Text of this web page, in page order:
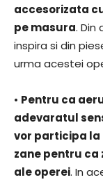
accesorizata
pe masura.
inspira si din
urma acestei
• Pentru ca
adevaratul
vor participa
zane pentru
ale operei. In